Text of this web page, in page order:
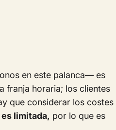
en este palanca— es
franja horaria; los clientes
que considerar los costes
limitada, por lo que es